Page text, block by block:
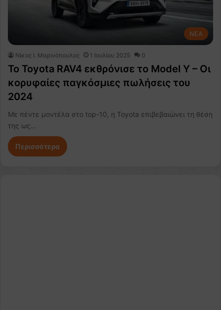
NEA
Nίκος Ι. Mαρινόπουλος 1 Ιουλίου 2025 0
Το Toyota RAV4 εκθρόνισε το Model Y – Οι
κορυφαίες παγκόσμιες πωλήσεις του
2024
Με πέντε μοντέλα στο top-10, η Toyota επιβεβαιώνει τη θέση
της ως…
Περισσότερα